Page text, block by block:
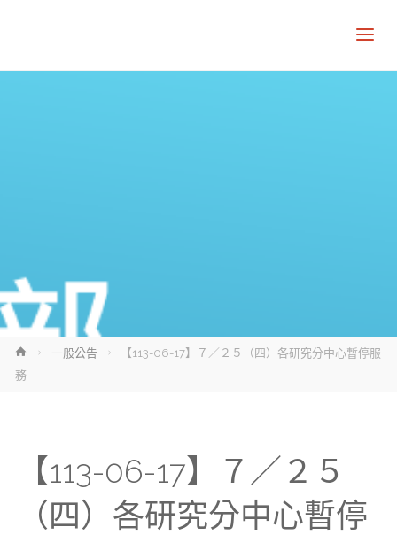
Home一般公告
【113-06-17】７／２５（四）各研究分中心暫停服
務
【113-06-17】７／２５
（四）各研究分中心暫停